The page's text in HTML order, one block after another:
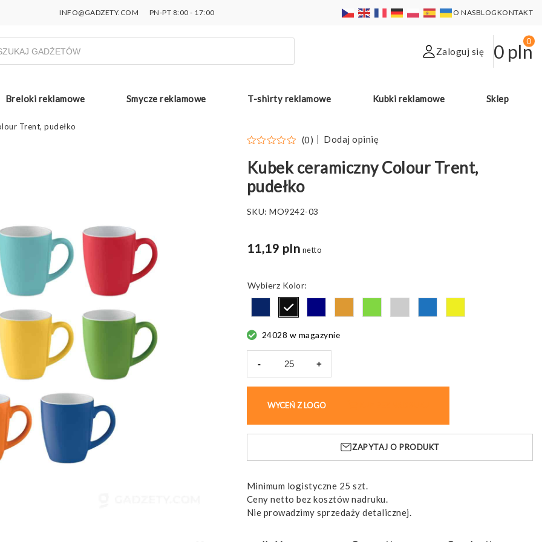
INFO@GADZETY.COM PN-PT 8:00 - 17:00 O NASBLOGKONTAKT
Zaloguj się 0 pln
0
Breloki reklamowe Smycze reklamowe T-shirty reklamowe Kubki reklamowe Sklep
Trent, pudełko
(0) Dodaj opinię
Kubek ceramiczny Colour Trent,
pudełko
SKU:MO9242-03
11,19 pln netto
Kolor
24028 w magazynie
-
Colour
Trent,
pudełko
+
WYCEŃ Z LOGO
ZAPYTAJ O PRODUKT
Minimum logistyczne 25 szt.
Ceny netto bez kosztów nadruku.
Nie prowadzimy sprzedaży detalicznej.